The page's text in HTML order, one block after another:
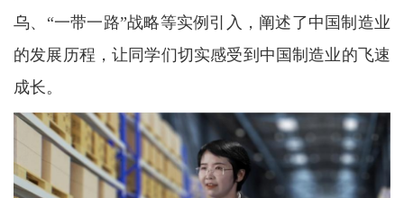
乌、“一带一路”战略等实例引入，阐述了中国制造业
的发展历程，让同学们切实感受到中国制造业的飞速
成长。